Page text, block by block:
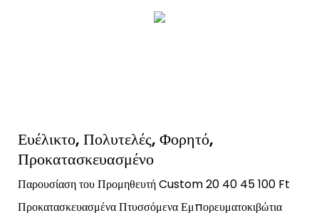
Ευέλικτο, Πολυτελές, Φορητό,
Προκατασκευασμένο
Παρουσίαση του Προμηθευτή Custom 20 40 45 100 Ft
Προκατασκευασμένα Πτυσσόμενα Εμπορευματοκιβώτια